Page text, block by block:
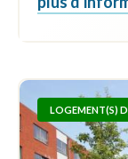
LOGEMENT(S)